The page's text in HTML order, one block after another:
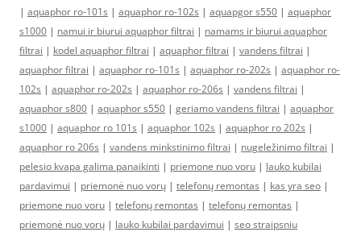
| aquaphor ro-101s | aquaphor ro-102s | aquapgor s550 | aquaphor
s1000 | namui ir biurui aquaphor filtrai | namams ir biurui aquaphor
filtrai | kodel aquaphor filtrai | aquaphor filtrai | vandens filtrai |
aquaphor filtrai | aquaphor ro-101s | aquaphor ro-202s | aquaphor ro-
102s | aquaphor ro-202s | aquaphor ro-206s | vandens filtrai |
aquaphor s800 | aquaphor s550 | geriamo vandens filtrai | aquaphor
s1000 | aquaphor ro 101s | aquaphor 102s | aquaphor ro 202s |
aquaphor ro 206s | vandens minkstinimo filtrai | nugeležinimo filtrai |
pelesio kvapa galima panaikinti | priemone nuo voru | lauko kubilai
pardavimui | priemonė nuo vorų | telefonų remontas | kas yra seo |
priemone nuo voru | telefonų remontas | telefonų remontas |
priemonė nuo vorų | lauko kubilai pardavimui | seo straipsniu